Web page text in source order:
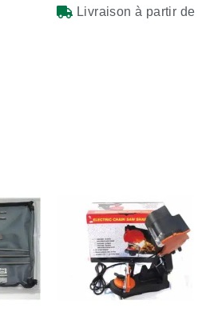
Livraison à partir